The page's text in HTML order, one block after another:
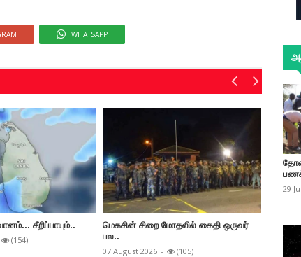
WHATSAPP
சீறிப்பாயும்..
(154)
மெகசின் சிறை மோதலில் கைதி ஒருவர்
பல..
07 August 2026 - (105)
07
29